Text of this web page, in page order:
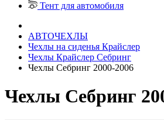
Тент для автомобиля
АВТОЧЕХЛЫ
Чехлы на сиденья Крайслер
Чехлы Крайслер Себринг
Чехлы Себринг 2000-2006
Чехлы Себринг